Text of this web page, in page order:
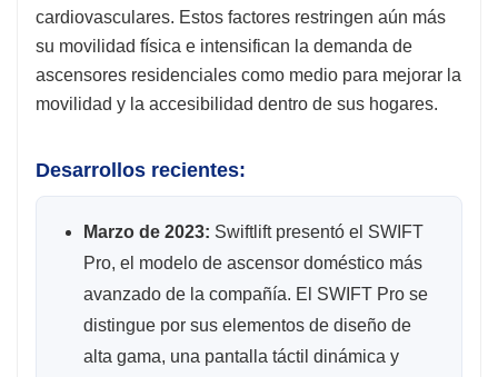
cardiovasculares. Estos factores restringen aún más
su movilidad física e intensifican la demanda de
ascensores residenciales como medio para mejorar la
movilidad y la accesibilidad dentro de sus hogares.
Desarrollos recientes:
Marzo de 2023: Swiftlift presentó el SWIFT
Pro, el modelo de ascensor doméstico más
avanzado de la compañía. El SWIFT Pro se
distingue por sus elementos de diseño de
alta gama, una pantalla táctil dinámica y